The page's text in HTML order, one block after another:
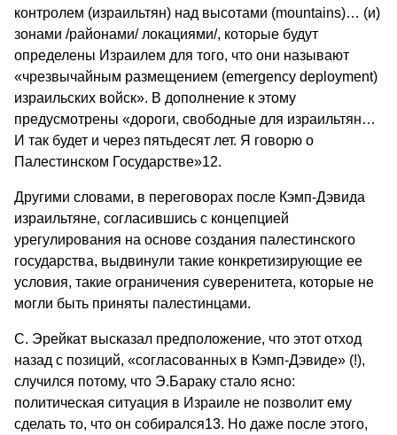
контролем (израильтян) над высотами (mountains)… (и)
зонами /районами/ локациями/, которые будут
определены Израилем для того, что они называют
«чрезвычайным размещением (emergency deployment)
израильских войск». В дополнение к этому
предусмотрены «дороги, свободные для израильтян…
И так будет и через пятьдесят лет. Я говорю о
Палестинском Государстве»12.
Другими словами, в переговорах после Кэмп-Дэвида
израильтяне, согласившись с концепцией
урегулирования на основе создания палестинского
государства, выдвинули такие конкретизирующие ее
условия, такие ограничения суверенитета, которые не
могли быть приняты палестинцами.
С. Эрейкат высказал предположение, что этот отход
назад с позиций, «согласованных в Кэмп-Дэвиде» (!),
случился потому, что Э.Бараку стало ясно:
политическая ситуация в Израиле не позволит ему
сделать то, что он собирался13. Но даже после этого,